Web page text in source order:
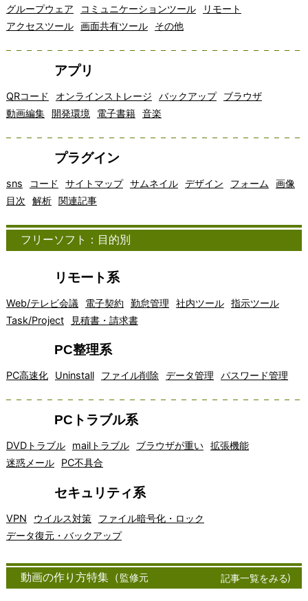
グループウェア コミュニケーションツール
リモート
アクセスツール 画面共有ツール その他
アプリ
QRコード オンラインストレージ バックアップ
ブラウザ
動画編集 開発環境 電子書籍 音楽
プラグイン
sns コード サイトマップ サムネイル デザイン フォーム
画像
目次
解析 関連記事
フリーソフト：目的別
リモート系
Web/テレビ会議 電子契約 勤怠管理 社内ツール 指示ツール
Task/Project
見積書・請求書
PC整理系
PC高速化 Uninstall ファイル削除 データ管理 パスワード管理
PCトラブル系
DVDトラブル mailトラブル ブラウザが重い 拡張機能
迷惑メール
PC不具合
セキュリティ系
VPN ウイルス対策
ファイル暗号化・ロック
データ復元・バックアップ
アイデア
マッピン
グソフト
インター
ネット通
話は、現
オフィスソ
フトウェア
は、ビジネ
<!--
窓の杜
フリーソフト
100
オン
ンス
クラ
ント
クラウドコンピュー
ティングは、近年急
速に普及している技
コミュニ
ケーショ
ンツール
チャ
ツー
動画の作り方特集（監修元 ）
記事一覧をみる